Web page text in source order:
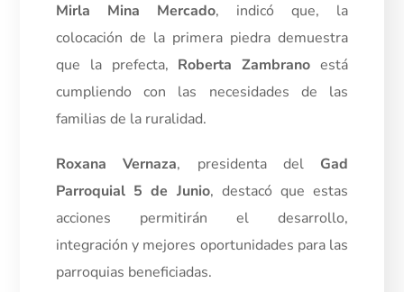
Mirla Mina Mercado, indicó que, la
colocación de la primera piedra demuestra
que la prefecta, Roberta Zambranoestá
cumpliendo con las necesidades de las
familias de la ruralidad.
Roxana Vernaza, presidenta del Gad
Parroquial 5 de Junio, destacó que estas
acciones permitirán el desarrollo,
integración y mejores oportunidades para las
parroquias beneficiadas.